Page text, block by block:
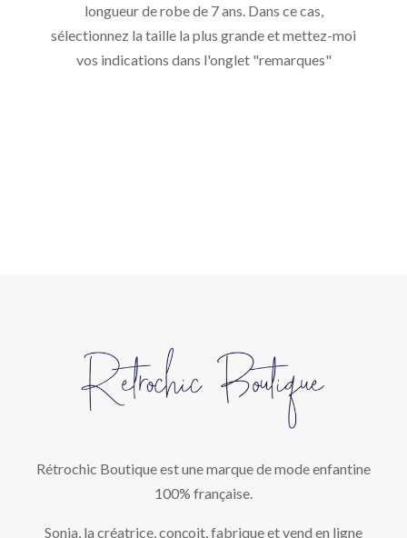
longueur de robe de 7 ans. Dans ce cas,
sélectionnez la taille la plus grande et mettez-moi
vos indications dans l'onglet "remarques"
Rétrochic Boutique est une marque de mode enfantine
100% française.
Sonia, la créatrice, conçoit, fabrique et vend en ligne